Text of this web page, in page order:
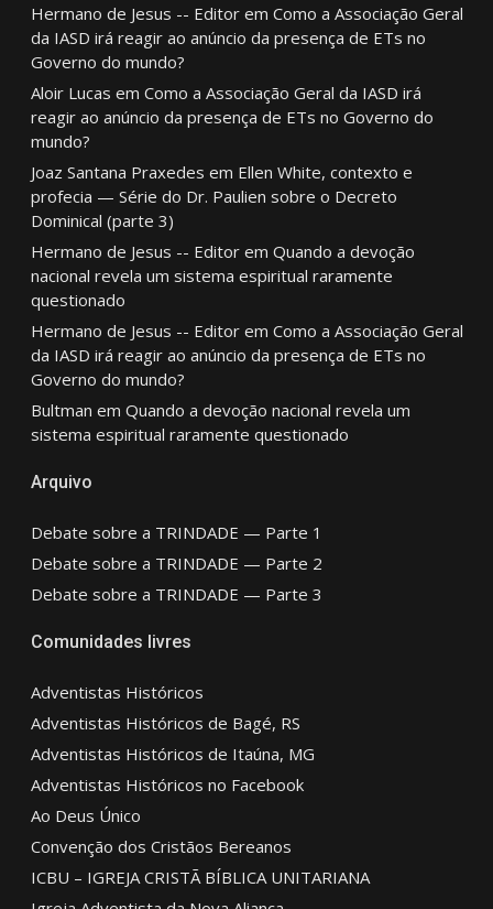
Hermano de Jesus -- Editorem Como a Associação Geral
da IASD irá reagir ao anúncio da presença de ETs no
Governo do mundo?
Aloir Lucas em Como a Associação Geral da IASD irá
reagir ao anúncio da presença de ETs no Governo do
mundo?
Joaz Santana Praxedes em Ellen White, contexto e
profecia — Série do Dr. Paulien sobre o Decreto
Dominical (parte 3)
Hermano de Jesus -- Editorem Quando a devoção
nacional revela um sistema espiritual raramente
questionado
Hermano de Jesus -- Editorem Como a Associação Geral
da IASD irá reagir ao anúncio da presença de ETs no
Governo do mundo?
Bultman em Quando a devoção nacional revela um
sistema espiritual raramente questionado
Arquivo
Debate sobre a TRINDADE — Parte 1
Debate sobre a TRINDADE — Parte 2
Debate sobre a TRINDADE — Parte 3
Comunidades livres
Adventistas Históricos
Adventistas Históricos de Bagé, RS
Adventistas Históricos de Itaúna, MG
Adventistas Históricos no Facebook
Ao Deus Único
Convenção dos Cristãos Bereanos
ICBU – IGREJA CRISTÃ BÍBLICA UNITARIANA